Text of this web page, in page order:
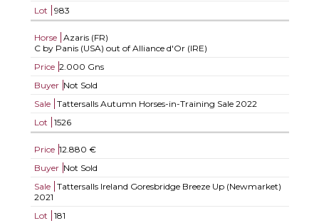
Lot
983
Horse
Azaris (FR)
C by Panis (USA) out of Alliance d'Or (IRE)
Price 2.000 Gns
Buyer Not Sold
Sale
Tattersalls Autumn Horses-in-Training Sale 2022
Lot
1526
Price 12.880 €
Buyer Not Sold
Sale
Tattersalls Ireland Goresbridge Breeze Up (Newmarket)
2021
Lot
181